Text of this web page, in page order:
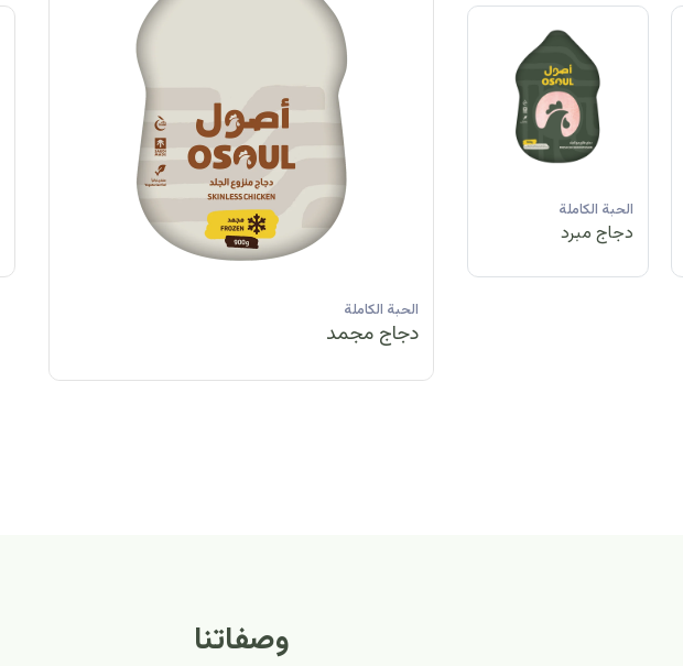
الحبة الكاملة
دجاج مجمد
الحبة الكاملة
دجاج مبرد
الحبة الكاملة
دجاج مجمد
الحبة الكاملة الحبة الكاملة
دجاج مجمد
وصفاتنا